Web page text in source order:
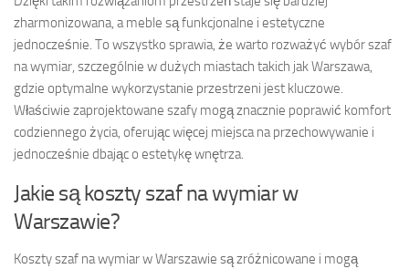
zharmonizowana, a meble są funkcjonalne i estetyczne
jednocześnie. To wszystko sprawia, że warto rozważyć wybór szaf
na wymiar, szczególnie w dużych miastach takich jak Warszawa,
gdzie optymalne wykorzystanie przestrzeni jest kluczowe.
Właściwie zaprojektowane szafy mogą znacznie poprawić komfort
codziennego życia, oferując więcej miejsca na przechowywanie i
jednocześnie dbając o estetykę wnętrza.
Jakie są koszty szaf na wymiar w
Warszawie?
Koszty szaf na wymiar w Warszawie są zróżnicowane i mogą